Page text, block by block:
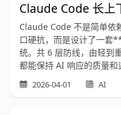
Claude Code 长上
Claude Code 不是简单依
口硬抗，而是设计了一套
统。共 6 层防线，由轻到
都能保持 AI 响应的质量和
2026-04-01 AI